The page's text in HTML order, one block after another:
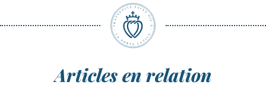
Articles en relation